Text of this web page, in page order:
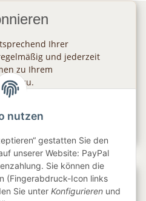
Ihrer
und jederzeit
zu Ihrem
zu.
nutzen
gestatten Sie den
unserer Website: PayPal
Sie können die
(Fingerabdruck-Icon links
Sie unter Konfigurieren und